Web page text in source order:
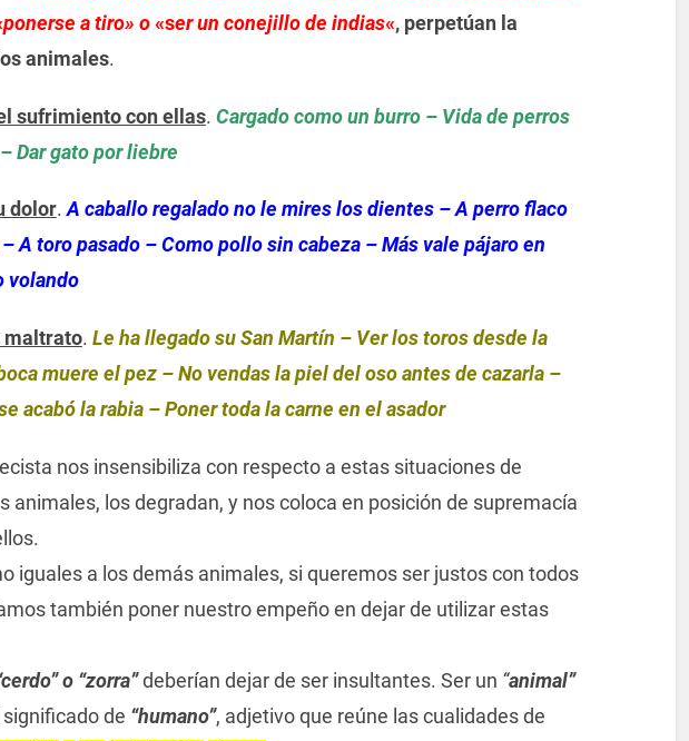
ponerse a tiro» o«ser un conejillo de indias«, perpetúan la
animales.
sufrimiento con ellas. Cargado como un burro – Vida de perros
Dar gato por liebre
dolor.A caballo regalado no le mires los dientes – A perro flaco
A toro pasado – Como pollo sin cabeza – Más vale pájaro en
volando
maltrato. Le ha llegado su San Martín – Ver los toros desde la
muere el pez – No vendas la piel del oso antes de cazarla –
acabó la rabia – Poner toda la carne en el asador
nos insensibiliza con respecto a estas situaciones de
animales, los degradan, y nos coloca en posición de supremacía
iguales a los demás animales, si queremos ser justos con todos
también poner nuestro empeño en dejar de utilizar estas
o “zorra”deberían dejar de ser insultantes. Ser un “animal”
de “humano”, adjetivo que reúne las cualidades de